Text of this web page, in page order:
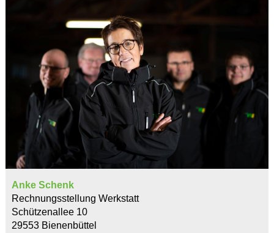
Anke Schenk
Rechnungsstellung Werkstatt
Schützenallee 10
29553 Bienenbüttel